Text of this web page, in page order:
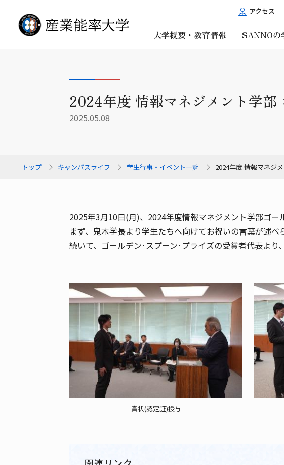
アクセス
大学概要・教育情報 SANNOの
2024年度 情報マネジメント学部
2025.05.08
トップ キャンパスライフ 学生行事・イベント一覧 2024年度 情報マネジ
2025年3月10日(月)、2024年度情報マネジメント学部ゴー
まず、鬼木学長より学生たちへ向けてお祝いの言葉が述べ
続いて、ゴールデン･スプーン･プライズの受賞者代表より
賞状(認定証)授与